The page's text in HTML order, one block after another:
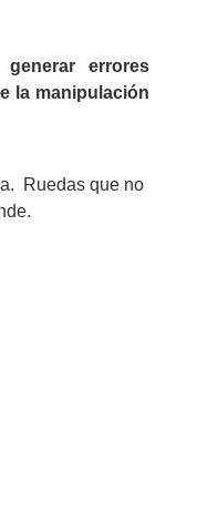
errores
la manipulación
Ruedas que no